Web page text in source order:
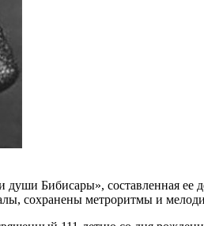
души Бибисары», составленная
сохранены метроритмы и